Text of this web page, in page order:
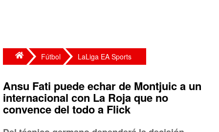
Fútbol LaLiga EA Sports
Ansu Fati puede echar de Montjuic a un
internacional con La Roja que no
convence del todo a Flick